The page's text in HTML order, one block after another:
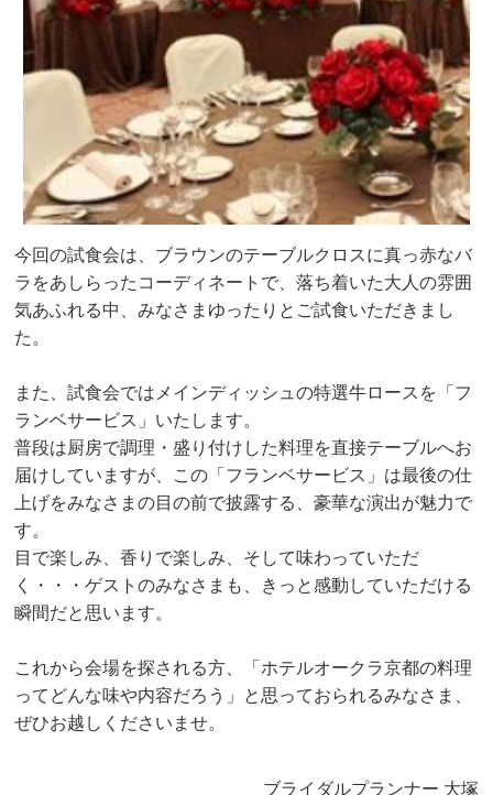
今回の試食会は、ブラウンのテーブルクロスに真っ赤なバ
ラをあしらったコーディネートで、落ち着いた大人の雰囲
気あふれる中、みなさまゆったりとご試食いただきまし
た。
また、試食会ではメインディッシュの特選牛ロースを「フ
ランベサービス」いたします。
普段は厨房で調理・盛り付けした料理を直接テーブルへお
届けしていますが、この「フランベサービス」は最後の仕
上げをみなさまの目の前で披露する、豪華な演出が魅力で
す。
目で楽しみ、香りで楽しみ、そして味わっていただ
く・・・ゲストのみなさまも、きっと感動していただける
瞬間だと思います。
これから会場を探される方、「ホテルオークラ京都の料理
ってどんな味や内容だろう」と思っておられるみなさま、
ぜひお越しくださいませ。
ブライダルプランナー 大塚